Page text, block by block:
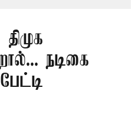
நடிகை